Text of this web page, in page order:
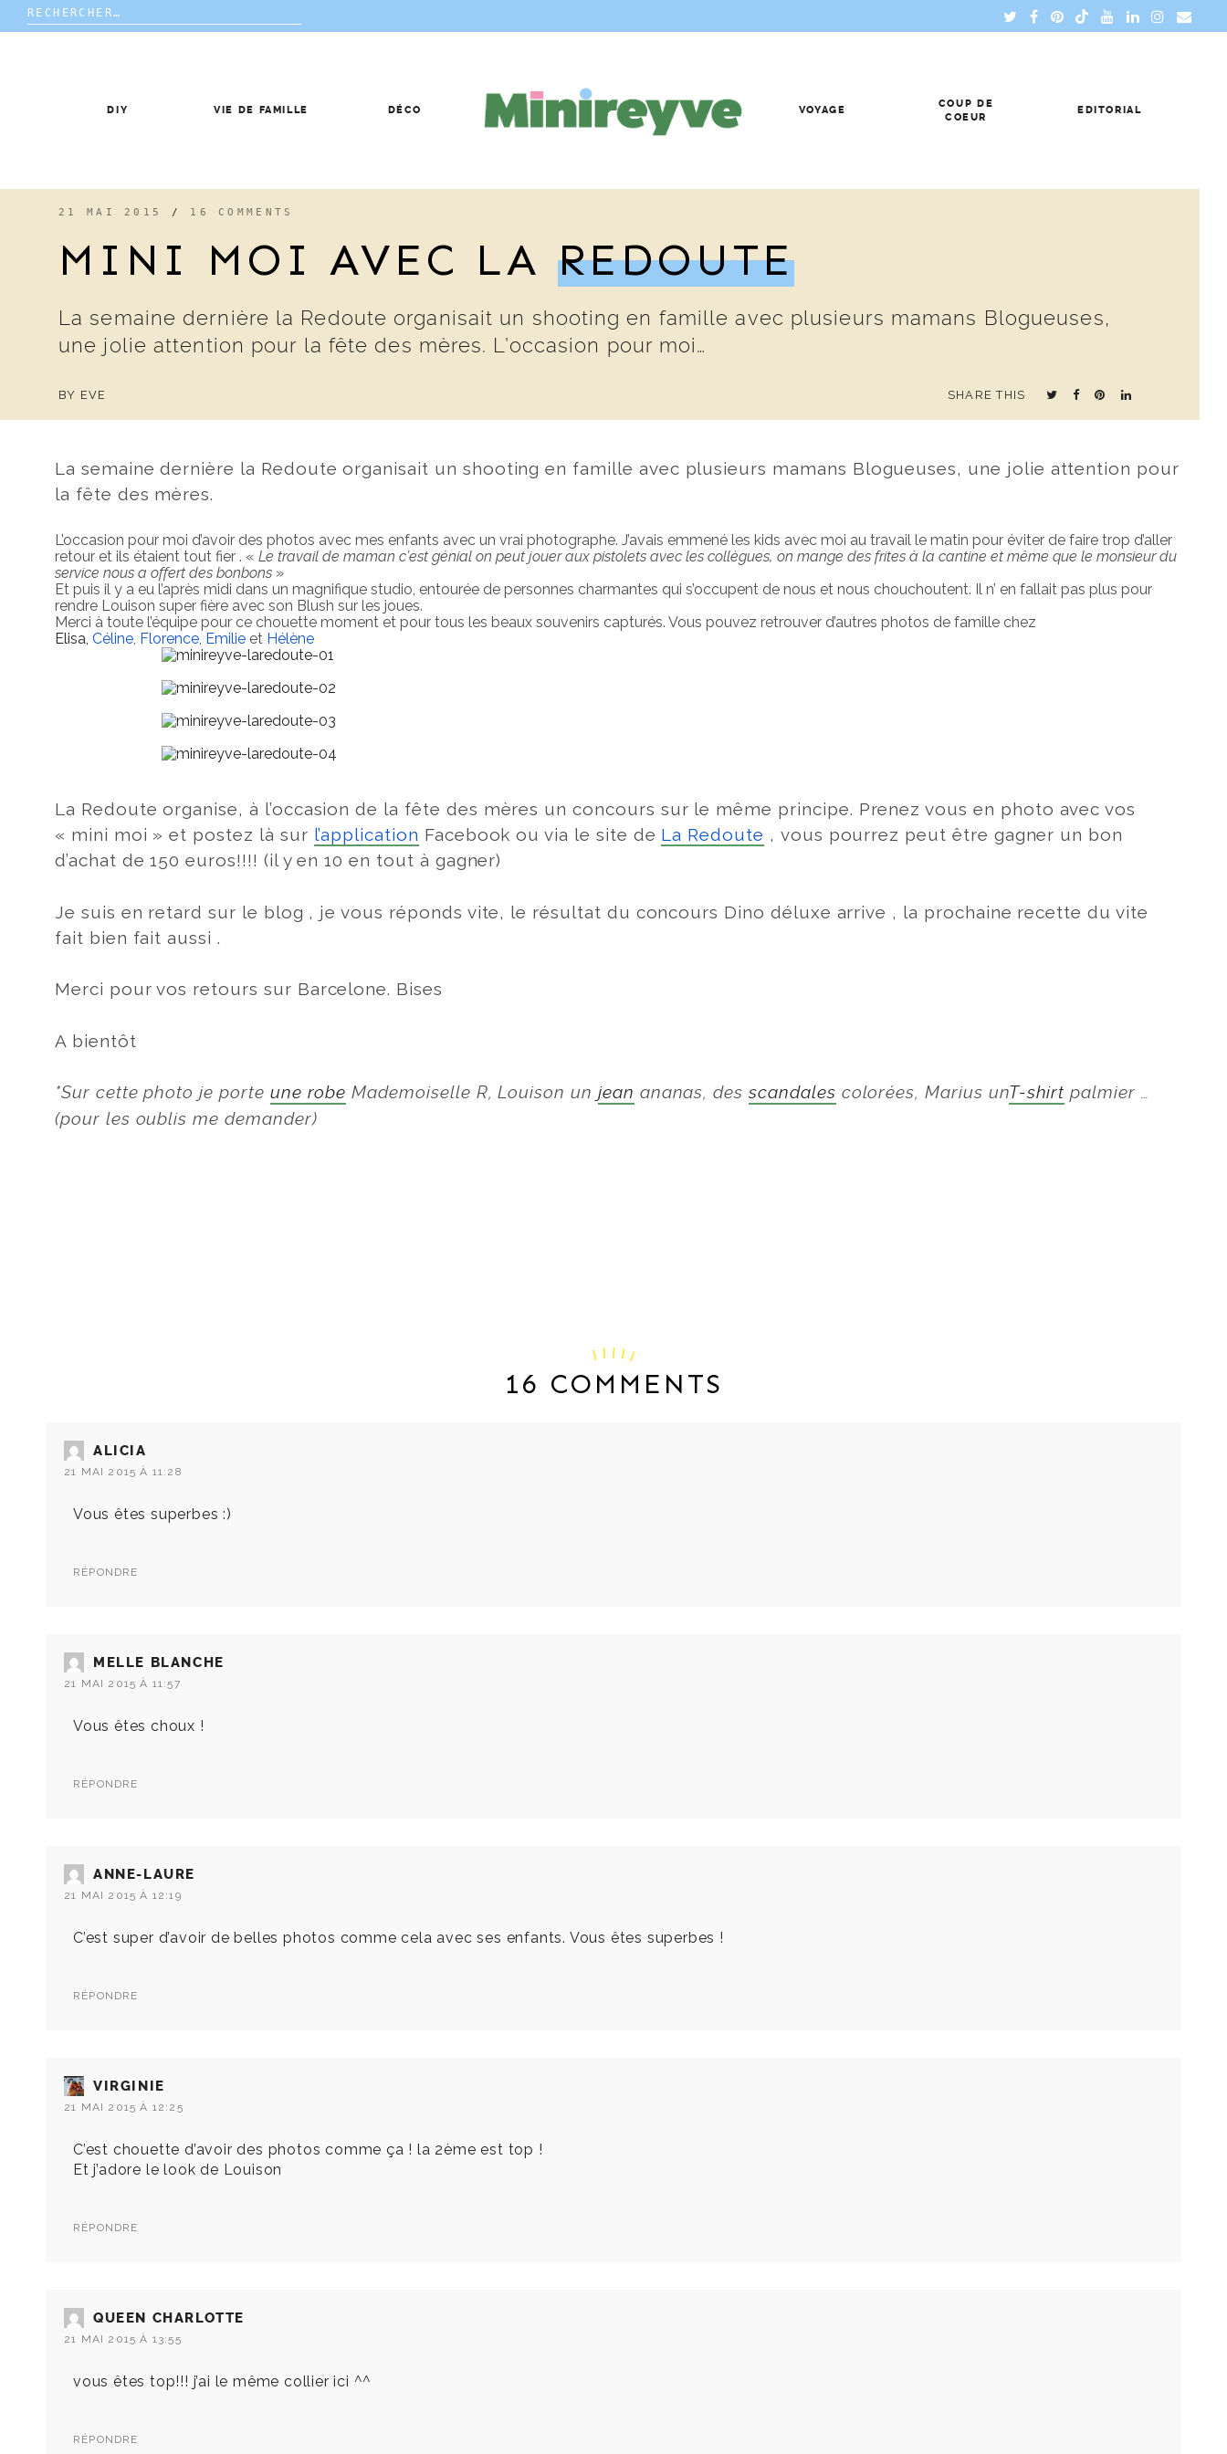
Rechercher :
DIY VIE DE FAMILLE DÉCO VOYAGE
COUP DE
COEUR
EDITORIAL
21 MAI 2015 / 16 COMMENTS
MINI MOI AVEC LA REDOUTE
La semaine dernière la Redoute organisait un shooting en famille avec plusieurs mamans Blogueuses,
une jolie attention pour la fête des mères. L’occasion pour moi…
BY EVE SHARE THIS
La semaine dernière la Redoute organisait un shooting en famille avec plusieurs mamans Blogueuses, une jolie attention pour
la fête des mères.
L’occasion pour moi d’avoir des photos avec mes enfants avec un vrai photographe. J’avais emmené les kids avec moi au travail le matin pour éviter de faire trop d’aller
retour et ils étaient tout fier . « Le travail de maman c’est génial on peut jouer aux pistolets avec les collègues, on mange des frites à la cantine et même que le monsieur du
service nous a offert des bonbons »
Et puis il y a eu l’après midi dans un magnifique studio, entourée de personnes charmantes qui s’occupent de nous et nous chouchoutent. Il n’ en fallait pas plus pour
rendre Louison super fière avec son Blush sur les joues.
Merci à toute l’équipe pour ce chouette moment et pour tous les beaux souvenirs capturés. Vous pouvez retrouver d’autres photos de famille chez
Elisa, Céline, Florence, Emilie et Hélène
La Redoute organise, à l’occasion de la fête des mères un concours sur le même principe. Prenez vous en photo avec vos
« mini moi » et postez là sur l’application Facebook ou via le site de La Redoute , vous pourrez peut être gagner un bon
d’achat de 150 euros!!!! (il y en 10 en tout à gagner)
Je suis en retard sur le blog , je vous réponds vite, le résultat du concours Dino déluxe arrive , la prochaine recette du vite
fait bien fait aussi .
Merci pour vos retours sur Barcelone. Bises
A bientôt
*Sur cette photo je porte une robe Mademoiselle R, Louison un jean ananas, desscandales colorées, Marius unT-shirt palmier …
(pour les oublis me demander)
16 COMMENTS
ALICIA
21 MAI 2015 À 11:28
Vous êtes superbes :)
RÉPONDRE
MELLE BLANCHE
21 MAI 2015 À 11:57
Vous êtes choux !
RÉPONDRE
ANNE-LAURE
21 MAI 2015 À 12:19
C’est super d’avoir de belles photos comme cela avec ses enfants. Vous êtes superbes !
RÉPONDRE
VIRGINIE
21 MAI 2015 À 12:25
C’est chouette d’avoir des photos comme ça ! la 2ème est top !
Et j’adore le look de Louison
RÉPONDRE
QUEEN CHARLOTTE
21 MAI 2015 À 13:55
vous êtes top!!! j’ai le même collier ici ^^
RÉPONDRE